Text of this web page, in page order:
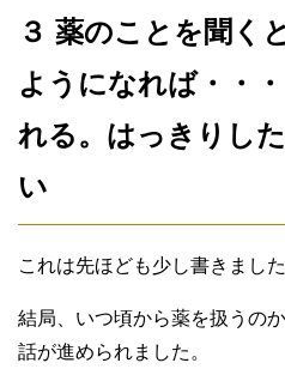
３ 薬のことを聞く
ようになれば・・
れる。はっきりし
い
これは先ほども少し書きまし
結局、いつ頃から薬を扱うの
話が進められました。